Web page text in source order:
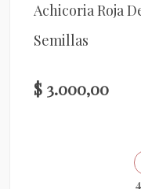
Achicoria Roja
Semillas
$ 3.000,00